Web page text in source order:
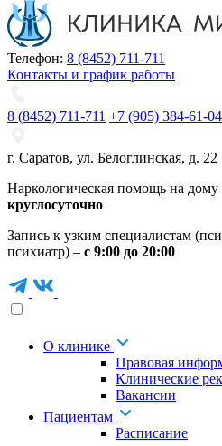
Телефон: 8 (8452) 711-711
Контакты и график работы
8 (8452) 711-711 +7 (905) 384-61-04
г. Саратов, ул. Белоглинская, д. 22
Наркологическая помощь на дому
круглосуточно
Запись к узким специалистам
психиатр) – с 9:00 до 20:00
О клинике
Правовая
Клинические
Вакансии
Пациентам
Расписание